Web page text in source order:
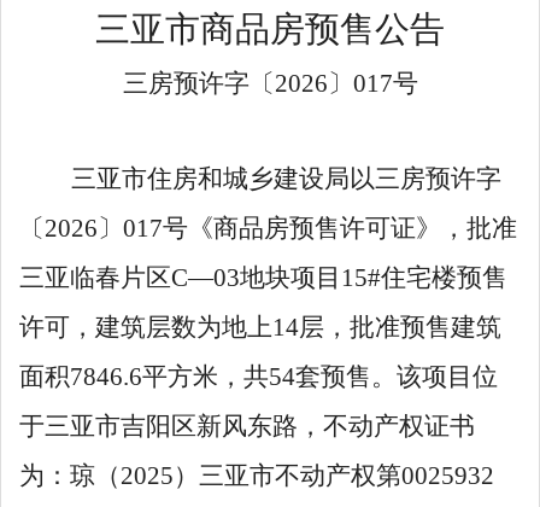
三亚市商品房预售公告
三房预许字〔2026〕 017号
三亚市住房和城乡建设局以三房预许字
〔2026〕 017号《商品房预售许可证》， 批准
三亚临春片区C—03地块项目 15#住宅楼预售
许可， 建筑层数为地上14层，批准预售建筑
面积7846.6平方米，共54套预售。 该项目位
于三亚市吉阳区新风东路 ，不动产权证书
为：琼（2025）三亚市不动产权第0025932